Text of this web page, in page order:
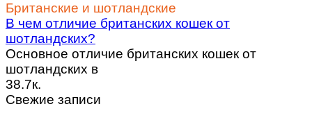
Британские и шотландские
В чем отличие британских кошек от
шотландских?
Основное отличие британских кошек от
шотландских в
38.7к.
Свежие записи